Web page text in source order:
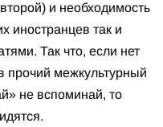
и необходимость
иностранцев так и
Так что, если нет
прочий межкультурный
не вспоминай, то